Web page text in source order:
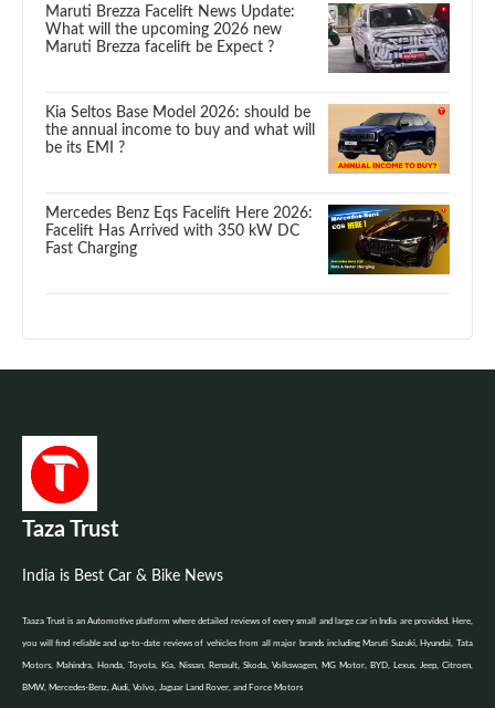
Maruti Brezza Facelift News Update:
What will the upcoming 2026 new
Maruti Brezza facelift be Expect ?
Kia Seltos Base Model 2026: should be
the annual income to buy and what will
be its EMI ?
Mercedes Benz Eqs Facelift Here 2026:
Facelift Has Arrived with 350 kW DC
Fast Charging
Taza Trust
India is Best Car & Bike News
Taaza Trust is an Automotive platform where detailed reviews of every small and large car in India are provided. Here,
you will find reliable and up-to-date reviews of vehicles from all major brands including Maruti Suzuki, Hyundai, Tata
Motors, Mahindra, Honda, Toyota, Kia, Nissan, Renault, Skoda, Volkswagen, MG Motor, BYD, Lexus, Jeep, Citroen,
BMW, Mercedes-Benz, Audi, Volvo, Jaguar Land Rover, and Force Motors